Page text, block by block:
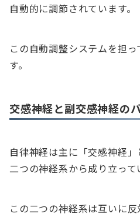
自動的に調節されています。
この自動調整システムを担
す。
交感神経と副交感神経の
自律神経は主に「交感神経
二つの神経系から成り立って
この二つの神経系は互いに